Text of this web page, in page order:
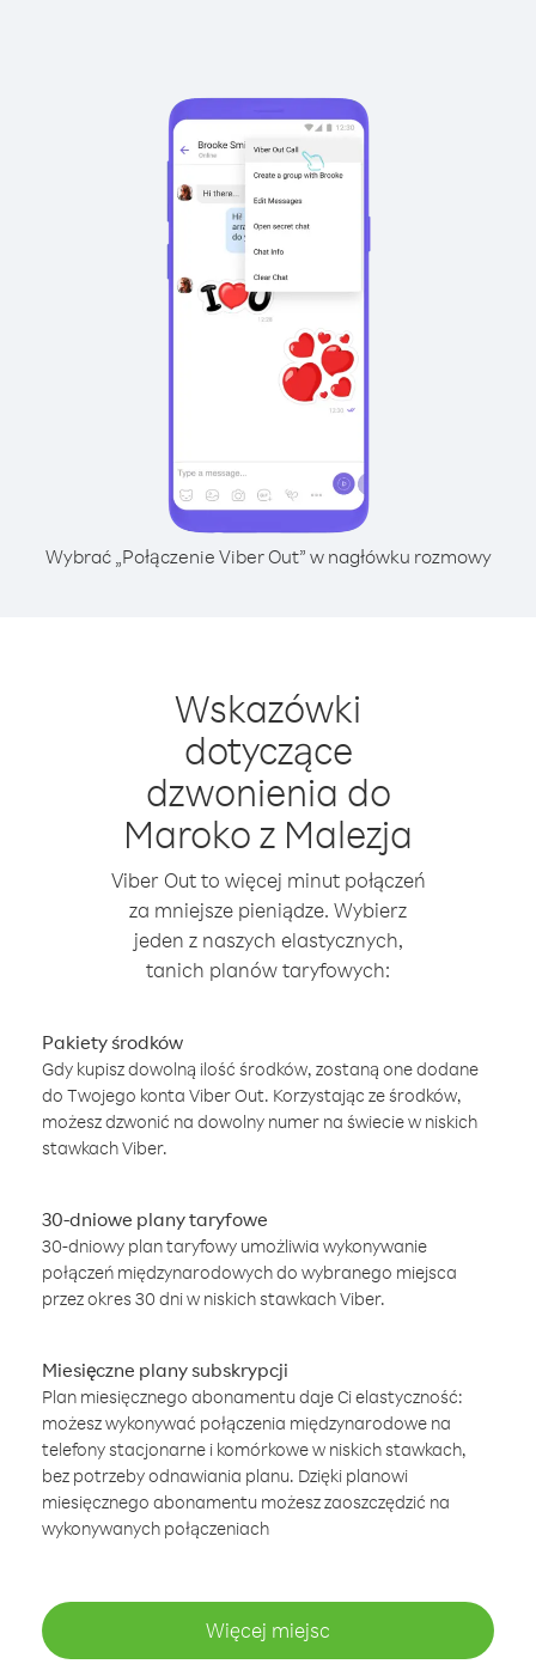
Wybrać „Połączenie Viber Out” w nagłówku rozmowy
Wskazówki
dotyczące
dzwonienia do
Maroko z Malezja
Viber Out to więcej minut połączeń
za mniejsze pieniądze. Wybierz
jeden z naszych elastycznych,
tanich planów taryfowych:
Pakiety środków
Gdy kupisz dowolną ilość środków, zostaną one dodane
do Twojego konta Viber Out. Korzystając ze środków,
możesz dzwonić na dowolny numer na świecie w niskich
stawkach Viber.
30-dniowe plany taryfowe
30-dniowy plan taryfowy umożliwia wykonywanie
połączeń międzynarodowych do wybranego miejsca
przez okres 30 dni w niskich stawkach Viber.
Miesięczne plany subskrypcji
Plan miesięcznego abonamentu daje Ci elastyczność:
możesz wykonywać połączenia międzynarodowe na
telefony stacjonarne i komórkowe w niskich stawkach,
bez potrzeby odnawiania planu. Dzięki planowi
miesięcznego abonamentu możesz zaoszczędzić na
wykonywanych połączeniach
Więcej miejsc